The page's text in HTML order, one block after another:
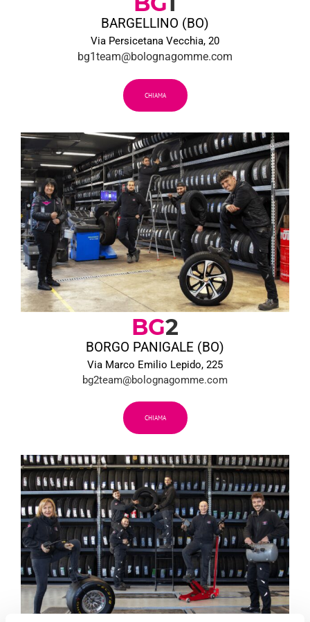
BARGELLINO (BO)
Via Persicetana Vecchia, 20
bg1team@bolognagomme.com
CHIAMA
BG2
BORGO PANIGALE (BO)
Via Marco Emilio Lepido, 225
bg2team@bolognagomme.com
CHIAMA